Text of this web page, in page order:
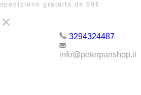
spedizione gratuita da 99€

3294324487
info@peterpanshop.it